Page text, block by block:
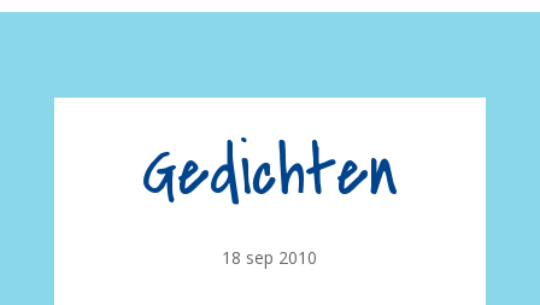
Gedichten
18 sep 2010